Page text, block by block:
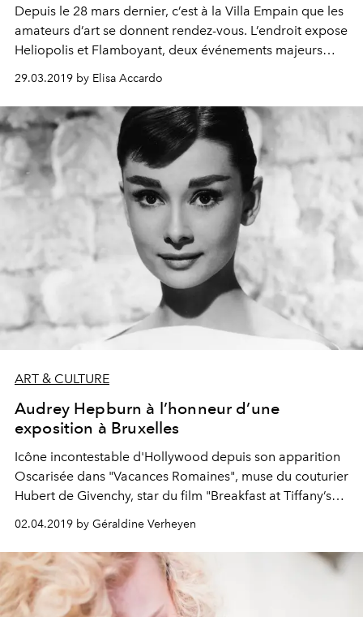
Depuis le 28 mars dernier, c’est à la Villa Empain que les
amateurs d’art se donnent rendez-vous. L’endroit expose
Heliopolis et Flamboyant, deux événements majeurs
permettant de redécouvrir l’Egypte sous un nouvel œil,
ainsi que les œuvres phares des années 20 et 30.
29.03.2019 by Elisa Accardo
ART & CULTURE
Audrey Hepburn à l’honneur d’une
exposition à Bruxelles
Icône incontestable d'Hollywood depuis son apparition
Oscarisée dans "Vacances Romaines", muse du couturier
Hubert de Givenchy, star du film "Breakfast at Tiffany’s",
Audrey Hepburn continue encore aujourd’hui de
fasciner. En mai prochain, elle sera ainsi à l’honneur
d’une expo exceptionnelle à Bruxelles, sa ville de
naissance.
02.04.2019 by Géraldine Verheyen